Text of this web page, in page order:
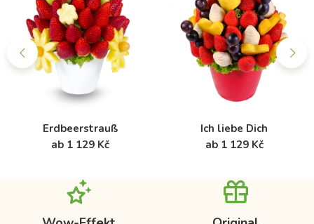
Erdbeerstrauß
ab 1 129 Kč
Ich liebe Dich
ab 1 129 Kč